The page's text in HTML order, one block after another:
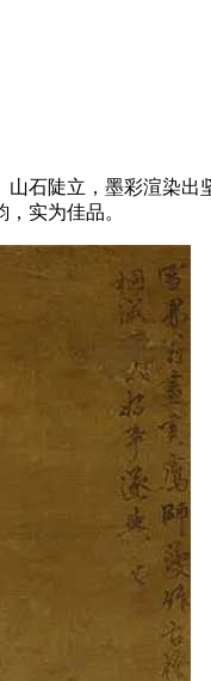
石陡立，墨彩渲染出
实为佳品。